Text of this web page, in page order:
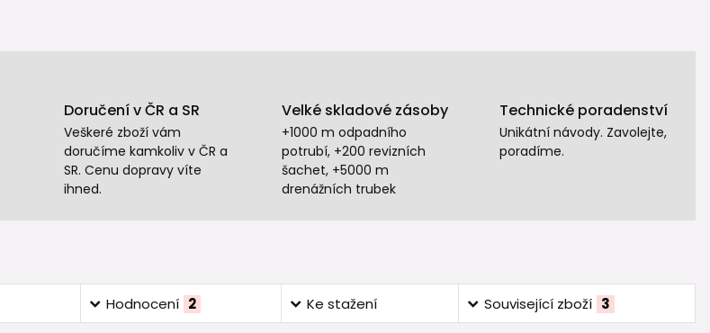
Doručení v ČR a SR
Veškeré zboží vám
doručíme kamkoliv v ČR a
SR. Cenu dopravy víte
ihned.
Velké skladové zásoby
+1000 m odpadního
potrubí, +200 revizních
šachet, +5000 m
drenážních trubek
Technické poradenství
Unikátní návody. Zavolejte,
poradíme.
Hodnocení 2 Ke stažení Související zboží 3